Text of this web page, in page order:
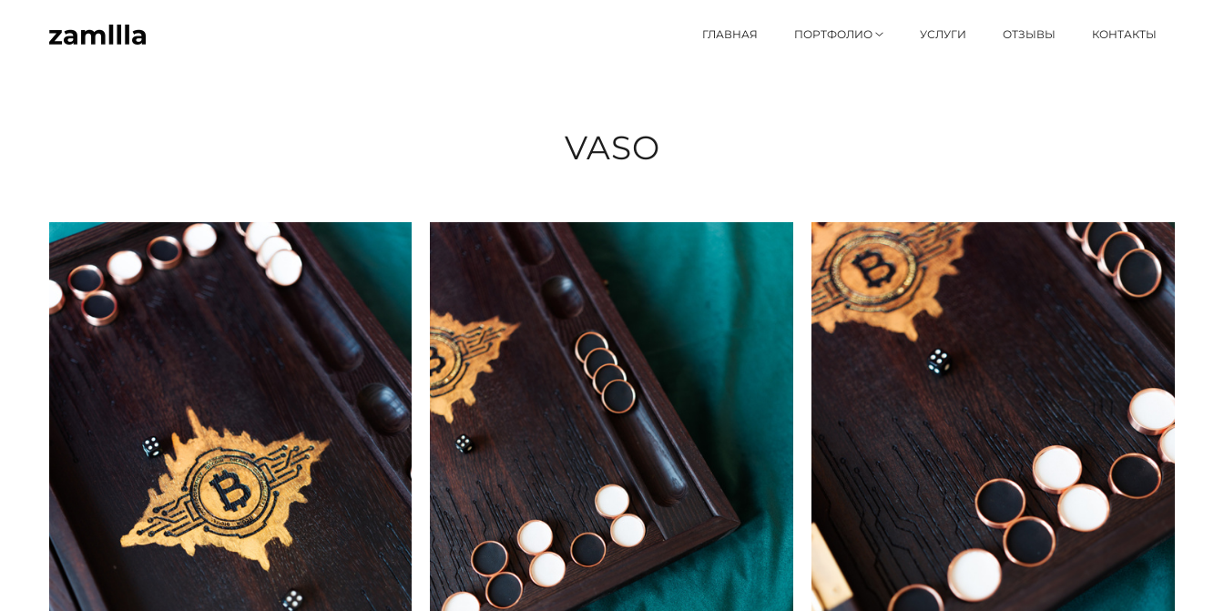
ГЛАВНАЯ ПОРТФОЛИО УСЛУГИ ОТЗЫВЫ КОНТАКТЫ
VASO